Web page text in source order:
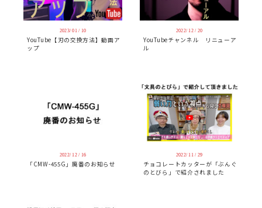
2023/ 01 / 10
YouTube【刃の交換方法】動画ア
ップ
2022/ 12 / 20
YouTubeチャンネル リニューア
ル
2022/ 12 / 16
「CMW-455G」廃番のお知らせ
2022/ 11 / 29
チョコレートカッターが「ぶんぐ
のとびら」で紹介されました